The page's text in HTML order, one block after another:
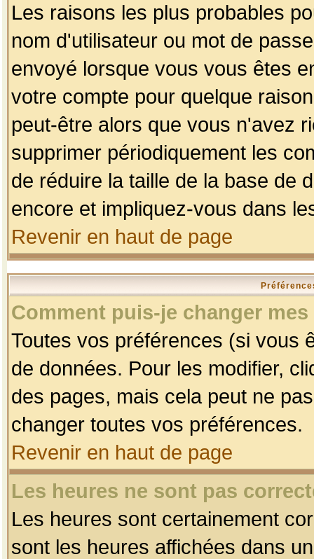
Les raisons les plus probables
nom d'utilisateur ou mot de
envoyé lorsque vous vous êtes
votre compte pour quelque
peut-être alors que vous n'avez
supprimer périodiquement les
de réduire la taille de la base de
encore et impliquez-vous dans
Revenir en haut de page
Comment puis-je changer
Toutes vos préférences (si vous
de données. Pour les modifier,
des pages, mais cela peut ne
changer toutes vos préférences.
Revenir en haut de page
Les heures ne sont pas
Les heures sont certainement
sont les heures affichées dans